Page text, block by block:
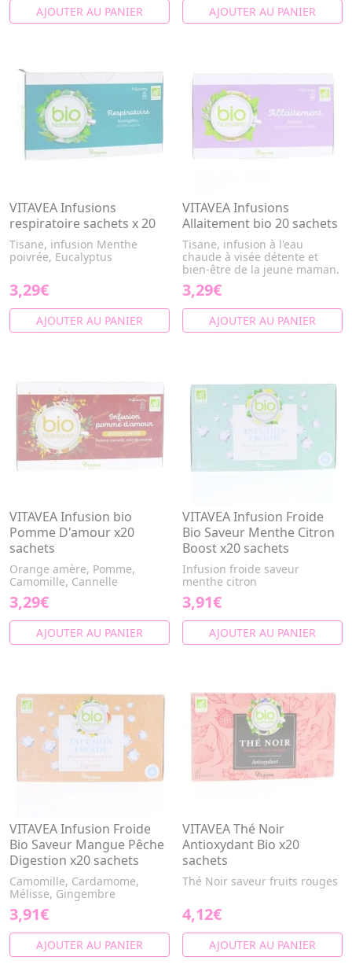
AJOUTER AU PANIER AJOUTER AU PANIER
VITAVEA Infusions
respiratoire sachets x 20
Tisane, infusion Menthe
poivrée, Eucalyptus
3,29€
AJOUTER AU PANIER
VITAVEA Infusions
Allaitement bio 20 sachets
Tisane, infusion à l'eau
chaude à visée détente et
bien-être de la jeune maman.
3,29€
AJOUTER AU PANIER
VITAVEA Infusion bio
Pomme D'amour x20
sachets
Orange amère, Pomme,
Camomille, Cannelle
3,29€
AJOUTER AU PANIER
VITAVEA Infusion Froide
Bio Saveur Menthe Citron
Boost x20 sachets
Infusion froide saveur
menthe citron
3,91€
AJOUTER AU PANIER
VITAVEA Infusion Froide
Bio Saveur Mangue Pêche
Digestion x20 sachets
Camomille, Cardamome,
Mélisse, Gingembre
3,91€
AJOUTER AU PANIER
VITAVEA Thé Noir
Antioxydant Bio x20
sachets
Thé Noir saveur fruits rouges
4,12€
AJOUTER AU PANIER